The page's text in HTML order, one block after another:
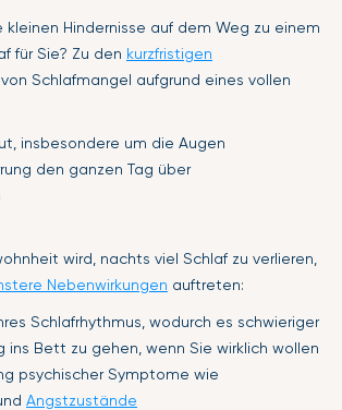
kleinen Hindernisse auf dem Weg zu einem
für Sie? Zu den kurzfristigen
von Schlafmangel aufgrund eines vollen
insbesondere um die Augen
den ganzen Tag über
wird, nachts viel Schlaf zu verlieren,
Nebenwirkungen auftreten:
Schlafrhythmus, wodurch es schwieriger
ins Bett zu gehen, wenn Sie wirklich wollen
psychischer Symptome wie
Angstzustände